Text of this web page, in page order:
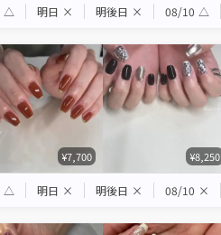
△ 明日 × 明後日 × 08/10 △
¥7,700 ¥8,250
△ 明日 × 明後日 × 08/10 ×